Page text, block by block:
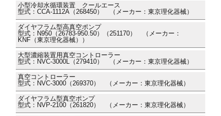
小型冷却水循環装置 クールエース
型式：CCA-1112A（268450） （メーカー：東京理化器械）
ダイヤフラム型高真空ポンプ
型式：N950（26783-950.50）（251170） （メーカー：
KNF（東京理化器械））
大型濃縮装置用真空コントローラー
型式：NVC-3000L（279410） （メーカー：東京理化器械）
真空コントローラー
型式：NVC-3000（269370） （メーカー：東京理化器械）
ダイヤフラム型真空ポンプ
型式：NVP-2100（261820） （メーカー：東京理化器械）